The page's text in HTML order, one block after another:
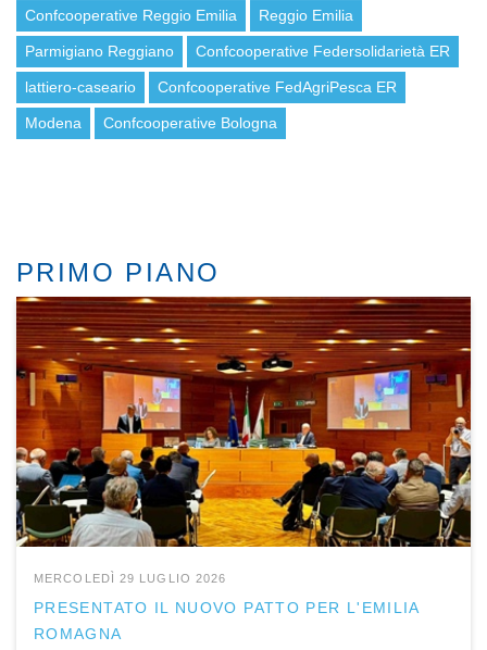
Confcooperative Reggio Emilia Reggio Emilia
Parmigiano Reggiano Confcooperative Federsolidarietà ER
lattiero-caseario Confcooperative FedAgriPesca ER
Modena Confcooperative Bologna
PRIMO PIANO
MERCOLEDÌ 29 LUGLIO 2026
PRESENTATO IL NUOVO PATTO PER L'EMILIA
ROMAGNA